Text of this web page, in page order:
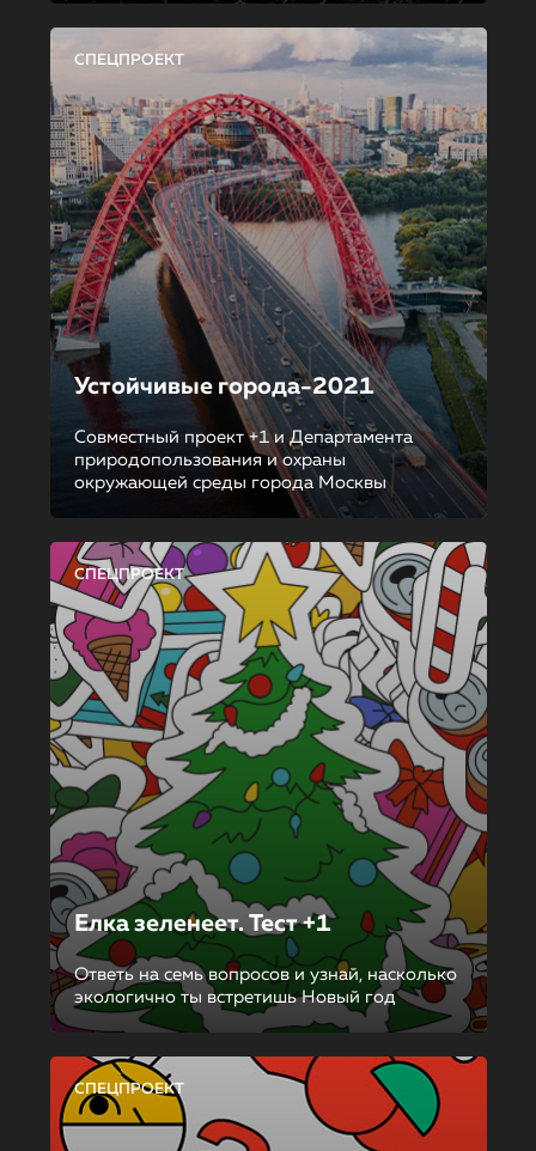
СПЕЦПРОЕКТ
Устойчивые города-2021
Совместный проект +1 и Департамента
природопользования и охраны
окружающей среды города Москвы
СПЕЦПРОЕКТ
Елка зеленеет. Тест +1
Ответь на семь вопросов и узнай, насколько
экологично ты встретишь Новый год
СПЕЦПРОЕКТ